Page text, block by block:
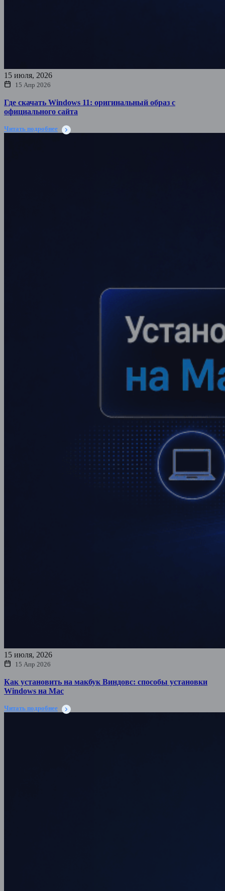
15 июля, 2026
15 Апр 2026
Где скачать Windows 11: оригинальный образ с
официального сайта
Читать подробнее
15 июля, 2026
15 Апр 2026
Как установить на макбук Виндовс: способы установки
Windows на Mac
Читать подробнее